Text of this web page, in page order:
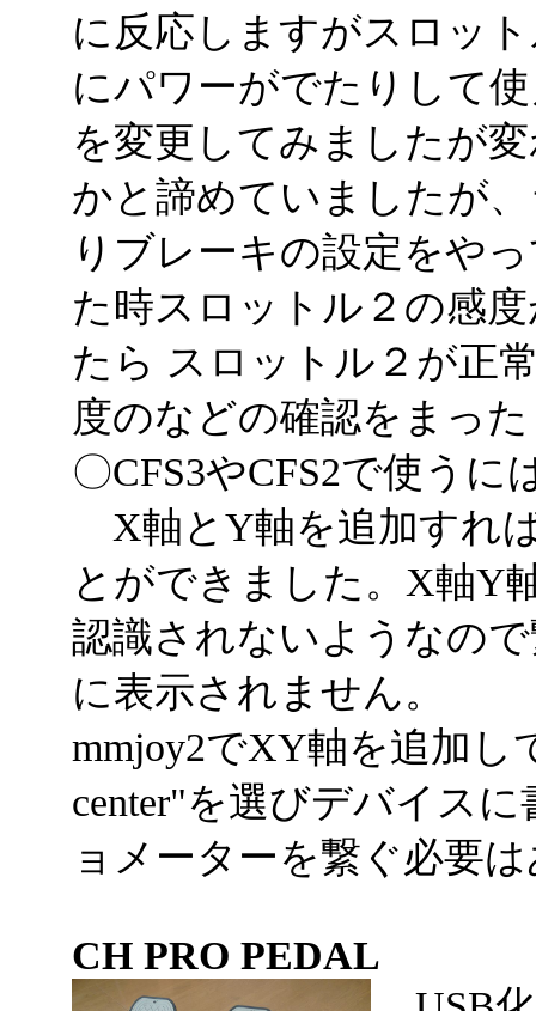
に反応しますがスロッ
にパワーがでたりして
を変更してみましたが
かと諦めていましたが
りブレーキの設定をや
た時スロットル２の感
たら スロットル２が正
度のなどの確認をまっ
〇CFS3やCFS2で使うに
X軸とY軸を追加すれ
とができました。X軸Y
認識されないようなの
に表示されません。
mmjoy2でXY軸を追加し
center"を選びデバイス
ョメーターを繋ぐ必要
CH PRO PEDAL